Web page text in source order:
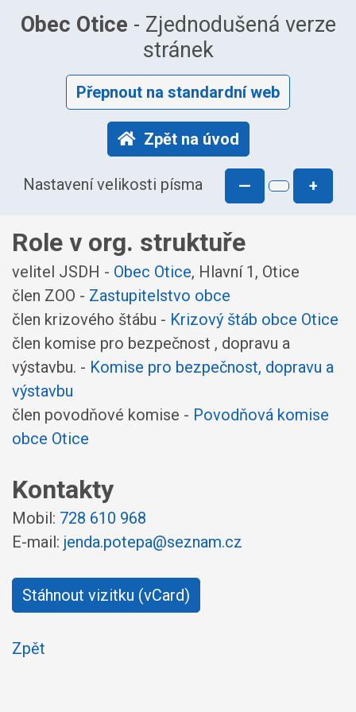
Obec Otice - Zjednodušená verze
stránek
Přepnout na standardní web
Zpět na úvod
Nastavení velikosti písma — +
Role v org. struktuře
velitel JSDH - Obec Otice, Hlavní 1, Otice
člen ZOO - Zastupitelstvo obce
člen krizového štábu - Krizový štáb obce Otice
člen komise pro bezpečnost , dopravu a
výstavbu. - Komise pro bezpečnost, dopravu a
výstavbu
člen povodňové komise - Povodňová komise
obce Otice
Kontakty
Mobil: 728 610 968
E-mail: jenda.potepa@seznam.cz
Stáhnout vizitku (vCard)
Zpět